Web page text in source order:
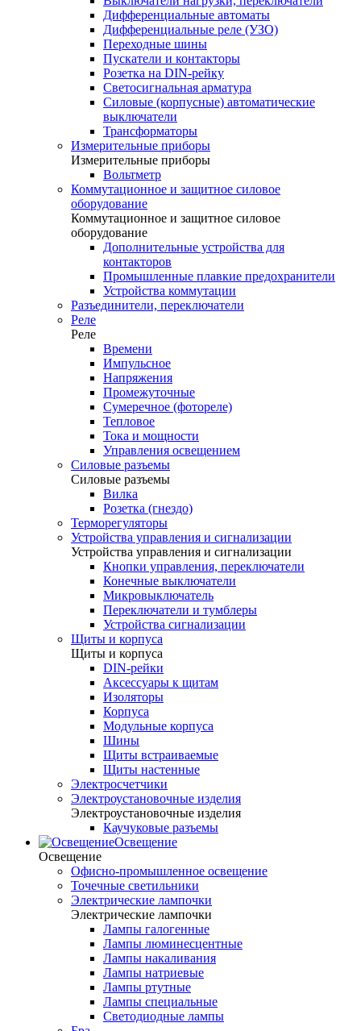
Дифференциальные автоматы
Дифференциальные реле (УЗО)
Переходные шины
Пускатели и контакторы
Розетка на DIN-рейку
Светосигнальная арматура
Силовые (корпусные) автоматические
выключатели
Трансформаторы
Измерительные приборы
Измерительные приборы
Вольтметр
Коммутационное и защитное силовое
оборудование
Коммутационное и защитное силовое
оборудование
Дополнительные устройства для
контакторов
Промышленные плавкие предохранители
Устройства коммутации
Разъединители, переключатели
Реле
Реле
Времени
Импульсное
Напряжения
Промежуточные
Сумеречное (фотореле)
Тепловое
Тока и мощности
Управления освещением
Силовые разъемы
Силовые разъемы
Вилка
Розетка (гнездо)
Терморегуляторы
Устройства управления и сигнализации
Устройства управления и сигнализации
Кнопки управления, переключатели
Конечные выключатели
Микровыключатель
Переключатели и тумблеры
Устройства сигнализации
Щиты и корпуса
Щиты и корпуса
DIN-рейки
Аксессуары к щитам
Изоляторы
Корпуса
Модульные корпуса
Шины
Щиты встраиваемые
Щиты настенные
Электросчетчики
Электроустановочные изделия
Электроустановочные изделия
Каучуковые разъемы
Освещение
Освещение
Офисно-промышленное освещение
Точечные светильники
Электрические лампочки
Электрические лампочки
Лампы галогенные
Лампы люминесцентные
Лампы накаливания
Лампы натриевые
Лампы ртутные
Лампы специальные
Светодиодные лампы